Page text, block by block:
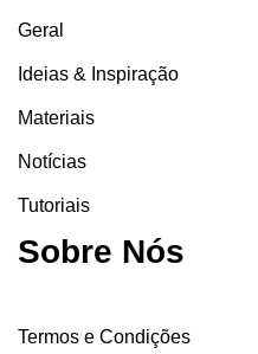
Geral
Ideias & Inspiração
Materiais
Notícias
Tutoriais
Sobre Nós
Termos e Condições